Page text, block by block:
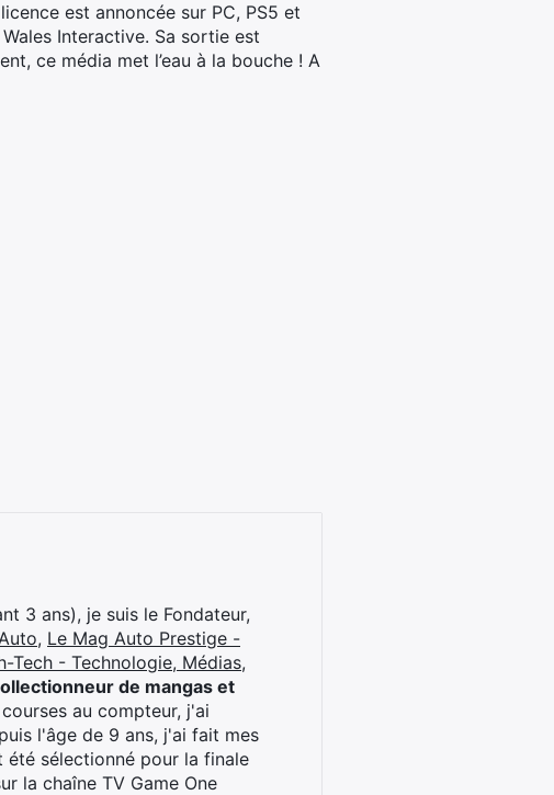
est annoncée sur PC, PS5 et
Interactive. Sa sortie est
ce média met l’eau à la bouche ! A
3 ans), je suis le Fondateur,
, Le Mag Auto Prestige -
Tech - Technologie, Médias,
de mangas et
au compteur, j'ai
l'âge de 9 ans, j'ai fait mes
été sélectionné pour la finale
la chaîne TV Game One